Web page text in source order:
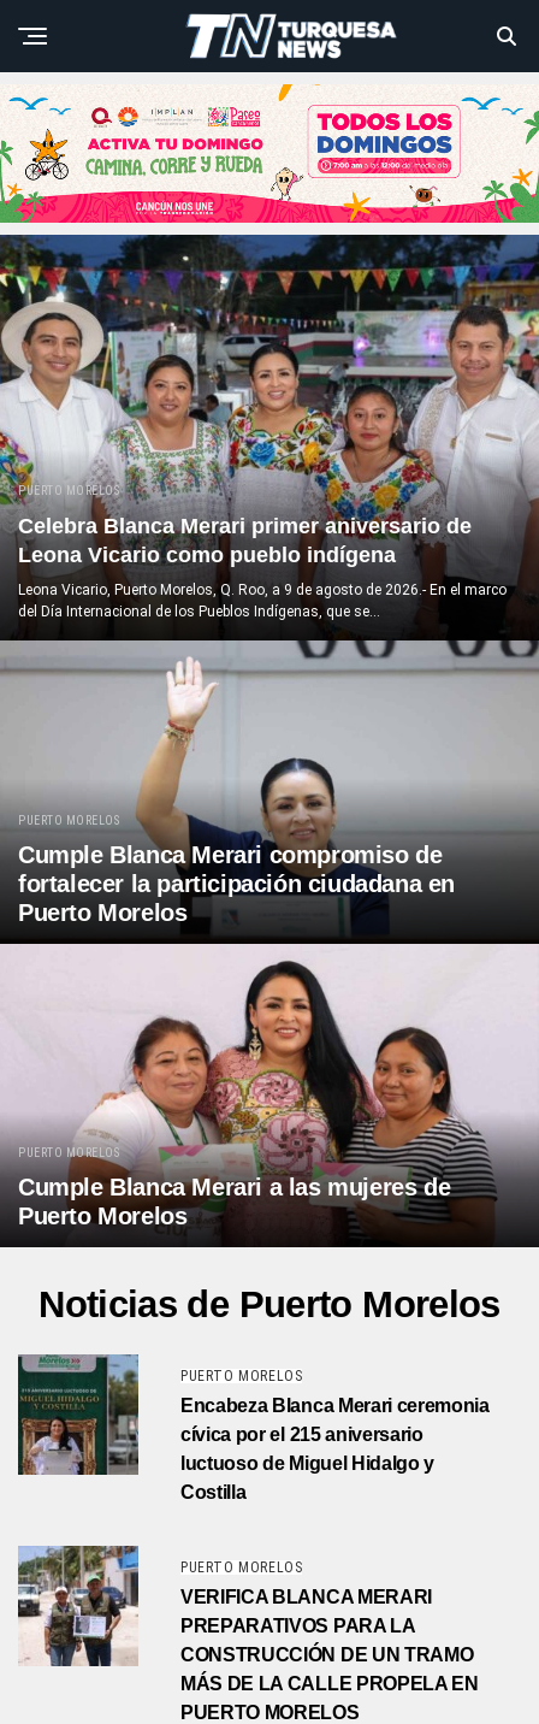
PUERTO MORELOS
Celebra Blanca Merari primer aniversario de
Leona Vicario como pueblo indígena
Leona Vicario, Puerto Morelos, Q. Roo, a 9 de agosto de 2026.- En el marco
del Día Internacional de los Pueblos Indígenas, que se...
PUERTO MORELOS
Cumple Blanca Merari compromiso de
fortalecer la participación ciudadana en
Puerto Morelos
PUERTO MORELOS
Cumple Blanca Merari a las mujeres de
Puerto Morelos
Noticias de Puerto Morelos
PUERTO MORELOS
Encabeza Blanca Merari ceremonia
cívica por el 215 aniversario
luctuoso de Miguel Hidalgo y
Costilla
PUERTO MORELOS
VERIFICA BLANCA MERARI
PREPARATIVOS PARA LA
CONSTRUCCIÓN DE UN TRAMO
MÁS DE LA CALLE PROPELA EN
PUERTO MORELOS